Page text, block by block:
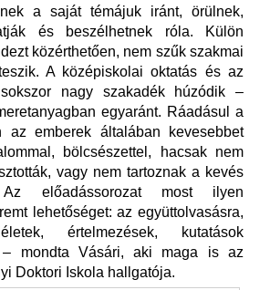
a saját témájuk iránt, örülnek,
és beszélhetnek róla. Külön
közérthetően, nem szűk szakmai
A középiskolai oktatás és az
nagy szakadék húzódik –
egyaránt. Ráadásul a
az emberek általában kevesebbet
bölcsészettel, hacsak nem
vagy nem tartoznak a kevés
előadássorozat most ilyen
lehetőséget: az együttolvasásra,
értelmezések, kutatások
– mondta Vásári, aki maga is az
Doktori Iskola hallgatója.